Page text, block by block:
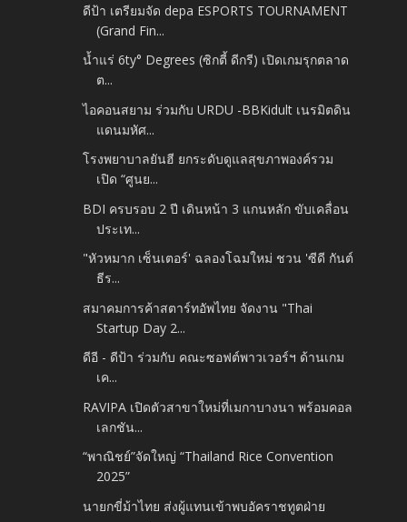
ดีป้า เตรียมจัด depa ESPORTS TOURNAMENT
(Grand Fin...
น้ำแร่ 6ty° Degrees (ซิกตี้ ดีกรี) เปิดเกมรุกตลาด
ต...
ไอคอนสยาม ร่วมกับ URDU -​BBKidult เนรมิตดิน
แดนมหัศ...
โรงพยาบาลยันฮี ยกระดับดูแลสุขภาพองค์รวม
เปิด “ศูนย...
BDI ครบรอบ 2 ปี เดินหน้า 3 แกนหลัก ขับเคลื่อน
ประเท...
"หัวหมาก เซ็นเตอร์' ฉลองโฉมใหม่ ชวน 'ซีดี กันต์
ธีร...
สมาคมการค้าสตาร์ทอัพไทย จัดงาน "Thai
Startup Day 2...
ดีอี - ดีป้า ร่วมกับ คณะซอฟต์พาวเวอร์ฯ ด้านเกม​
เค...
RAVIPA เปิดตัวสาขาใหม่ที่เมกาบางนา พร้อมคอล
เลกชัน...
“พาณิชย์”จัดใหญ่ “Thailand Rice Convention
2025”
นายกขี่ม้าไทย ส่งผู้แทนเข้าพบอัคราชทูตฝ่าย